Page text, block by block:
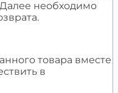
Далее необходимо
товара вместе
в